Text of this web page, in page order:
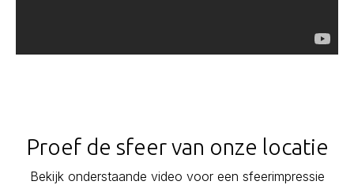
Proef de sfeer van onze locatie
Bekijk onderstaande video voor een sfeerimpressie